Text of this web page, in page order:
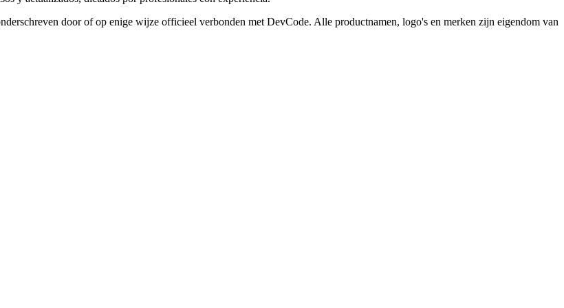
door of op enige wijze officieel verbonden met DevCode. Alle productnamen, logo's en merken zijn eigendom van